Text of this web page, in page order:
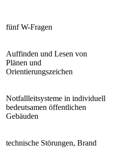
fünf W-Fragen
Auffinden und Lesen von
Plänen und
Orientierungszeichen
Notfallleitsysteme in individuell
bedeutsamen öffentlichen
Gebäuden
technische Störungen, Brand